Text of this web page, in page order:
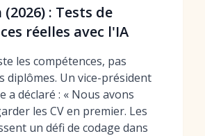
: Tests de
réelles avec l'IA
les compétences, pas
diplômes. Un vice-président
a déclaré : « Nous avons
les CV en premier. Les
un défi de codage dans